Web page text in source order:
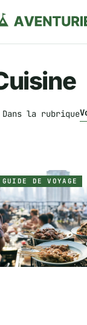
Dans la rubrique
GUIDE DE VOYAGE